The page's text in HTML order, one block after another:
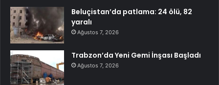
Beluçistan’da patlama: 24 ölü, 82
yaralı
Ağustos 7, 2026
Trabzon’da Yeni Gemi İnşası Başladı
Ağustos 7, 2026